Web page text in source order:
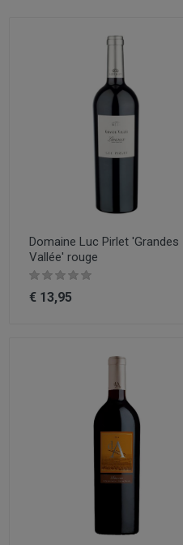
Domaine Luc Pirlet 'Grandes
Vallée' rouge
€ 13,95